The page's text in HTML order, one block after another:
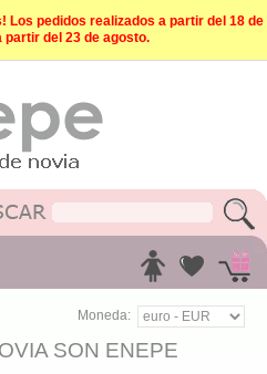
Los pedidos realizados a partir del 18 de
partir del 23 de agosto.
Moneda:
SON ENEPE